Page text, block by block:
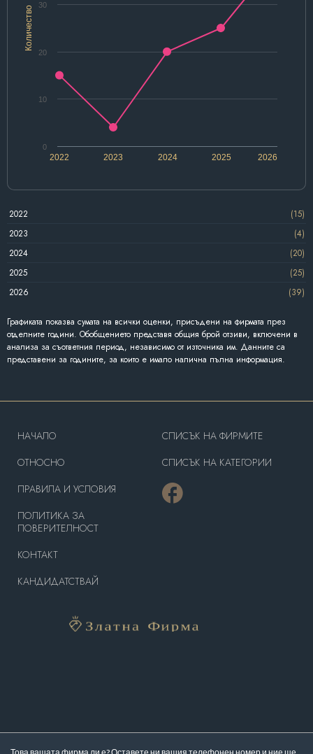
Количество
2022 2024 2026
2023 2025
0
10
20
30
2022
(15)
2023
(4)
2024
(20)
2025
(25)
2026
(39)
Графиката показва сумата на всички оценки, присъдени на фирмата през
отделните години. Обобщението представя общия брой отзиви, включени в
анализа за съответния период, независимо от източника им. Данните са
представени за годините, за които е имало налична пълна информация.
HAЧАЛО
OТНОСНО
ПРАВИЛА И УСЛОВИЯ
ПОЛИТИКА ЗА
ПОВЕРИТЕЛНОСТ
КОНТАКТ
КАНДИДАТСТВАЙ
СПИСЪК НА ФИРМИТЕ
СПИСЪК НА КАТЕГОРИИ